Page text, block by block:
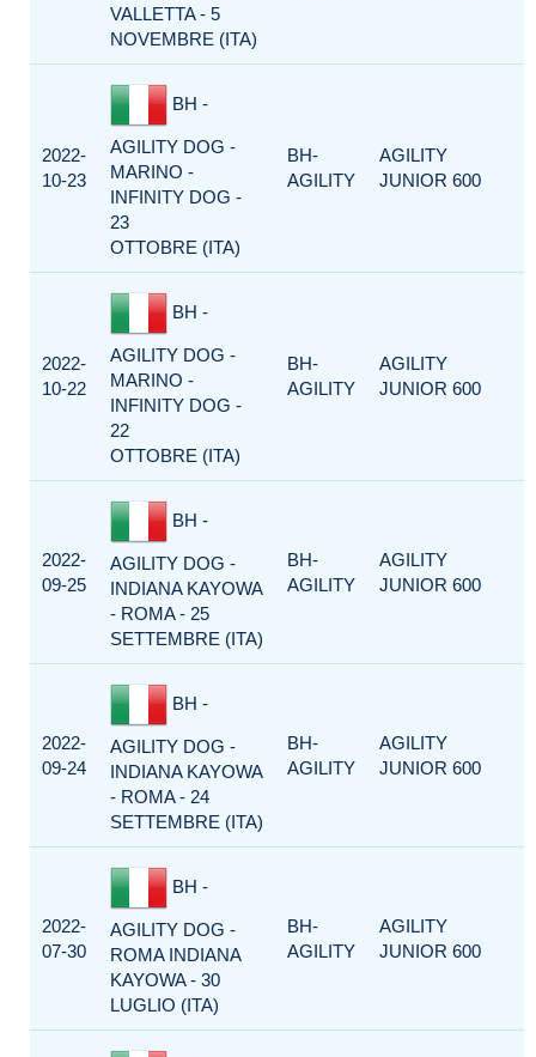
VALLETTA - 5
NOVEMBRE (ITA)
2022-
10-23
BH -
AGILITY DOG -
MARINO -
INFINITY DOG -
23
OTTOBRE (ITA)
BH-
AGILITY
AGILITY
JUNIOR 600
2022-
10-22
BH -
AGILITY DOG -
MARINO -
INFINITY DOG -
22
OTTOBRE (ITA)
BH-
AGILITY
AGILITY
JUNIOR 600
2022-
09-25
BH -
AGILITY DOG -
INDIANA KAYOWA
- ROMA - 25
SETTEMBRE (ITA)
BH-
AGILITY
AGILITY
JUNIOR 600
2022-
09-24
BH -
AGILITY DOG -
INDIANA KAYOWA
- ROMA - 24
SETTEMBRE (ITA)
BH-
AGILITY
AGILITY
JUNIOR 600
2022-
07-30
BH -
AGILITY DOG -
ROMA INDIANA
KAYOWA - 30
LUGLIO (ITA)
BH-
AGILITY
AGILITY
JUNIOR 600